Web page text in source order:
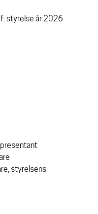
styrelse år 2026
styrelsens